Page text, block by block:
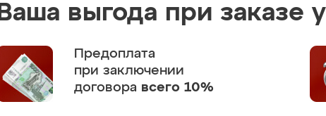
Ваша выгода при заказе
Предоплата
при заключении
договора всего 10%